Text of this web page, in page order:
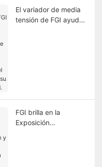
El variador de media
tensión de FGI ayuda
FGI brilla en la
Exposición